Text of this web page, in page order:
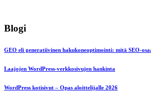
Blogi
GEO eli generatiivinen hakukoneoptimointi: mitä SEO-
Laajojen WordPress-verkkosivujen hankinta
WordPress kotisivut – Opas aloittelijalle 2026